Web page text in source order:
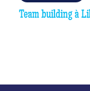
Team building à